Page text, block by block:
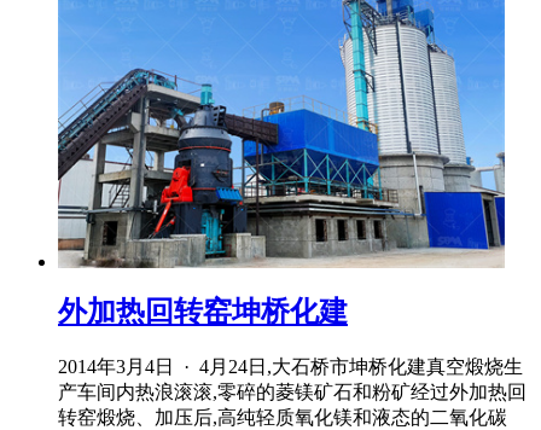
外加热回转窑坤桥化建
2014年3月4日 · 4月24日,大石桥市坤桥化建真空煅烧生
产车间内热浪滚滚,零碎的菱镁矿石和粉矿经过外加热回
转窑煅烧、加压后,高纯轻质氧化镁和液态的二氧化碳